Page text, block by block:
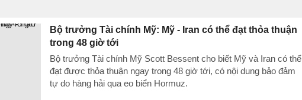
Bộ trưởng Tài chính Mỹ: Mỹ - Iran có thể đạt thỏa thuận
trong 48 giờ tới
Bộ trưởng Tài chính Mỹ Scott Bessent cho biết Mỹ và Iran có thể
đạt được thỏa thuận ngay trong 48 giờ tới, có nội dung bảo đảm
tự do hàng hải qua eo biển Hormuz.